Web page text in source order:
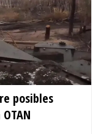
posibles